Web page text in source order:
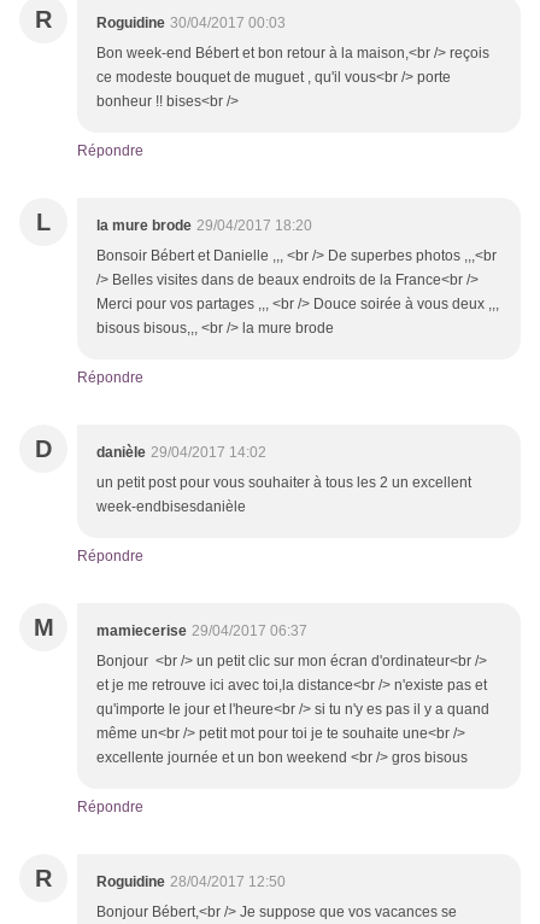
R Roguidine 30/04/2017 00:03
Bon week-end Bébert et bon retour à la maison,<br /> reçois
ce modeste bouquet de muguet , qu'il vous<br /> porte
bonheur !! bises<br />
Répondre
L la mure brode 29/04/2017 18:20
Bonsoir Bébert et Danielle ,,, <br /> De superbes photos ,,,<br
/> Belles visites dans de beaux endroits de la France<br />
Merci pour vos partages ,,, <br /> Douce soirée à vous deux ,,,
bisous bisous,,, <br /> la mure brode
Répondre
D danièle 29/04/2017 14:02
un petit post pour vous souhaiter à tous les 2 un excellent
week-endbisesdanièle
Répondre
M mamiecerise 29/04/2017 06:37
Bonjour <br /> un petit clic sur mon écran d'ordinateur<br />
et je me retrouve ici avec toi,la distance<br /> n'existe pas et
qu'importe le jour et l'heure<br /> si tu n'y es pas il y a quand
même un<br /> petit mot pour toi je te souhaite une<br />
excellente journée et un bon weekend <br /> gros bisous
Répondre
R Roguidine 28/04/2017 12:50
Bonjour Bébert,<br /> Je suppose que vos vacances se